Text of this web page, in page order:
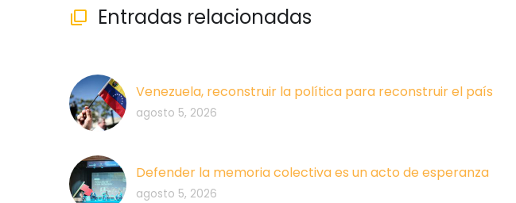
 Entradas relacionadas
Venezuela, reconstruir la política para reconstruir el país
agosto 5, 2026
Defender la memoria colectiva es un acto de esperanza
agosto 5, 2026